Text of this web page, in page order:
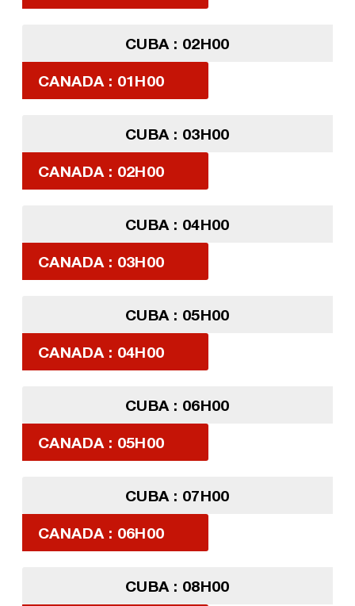
CUBA : 02H00
CANADA : 01H00
CUBA : 03H00
CANADA : 02H00
CUBA : 04H00
CANADA : 03H00
CUBA : 05H00
CANADA : 04H00
CUBA : 06H00
CANADA : 05H00
CUBA : 07H00
CANADA : 06H00
CUBA : 08H00